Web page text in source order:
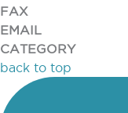
FAX
EMAIL
CATEGORY
back to top